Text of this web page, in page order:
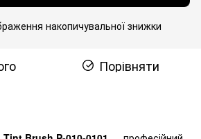
накопичувальної знижки
Порівняти